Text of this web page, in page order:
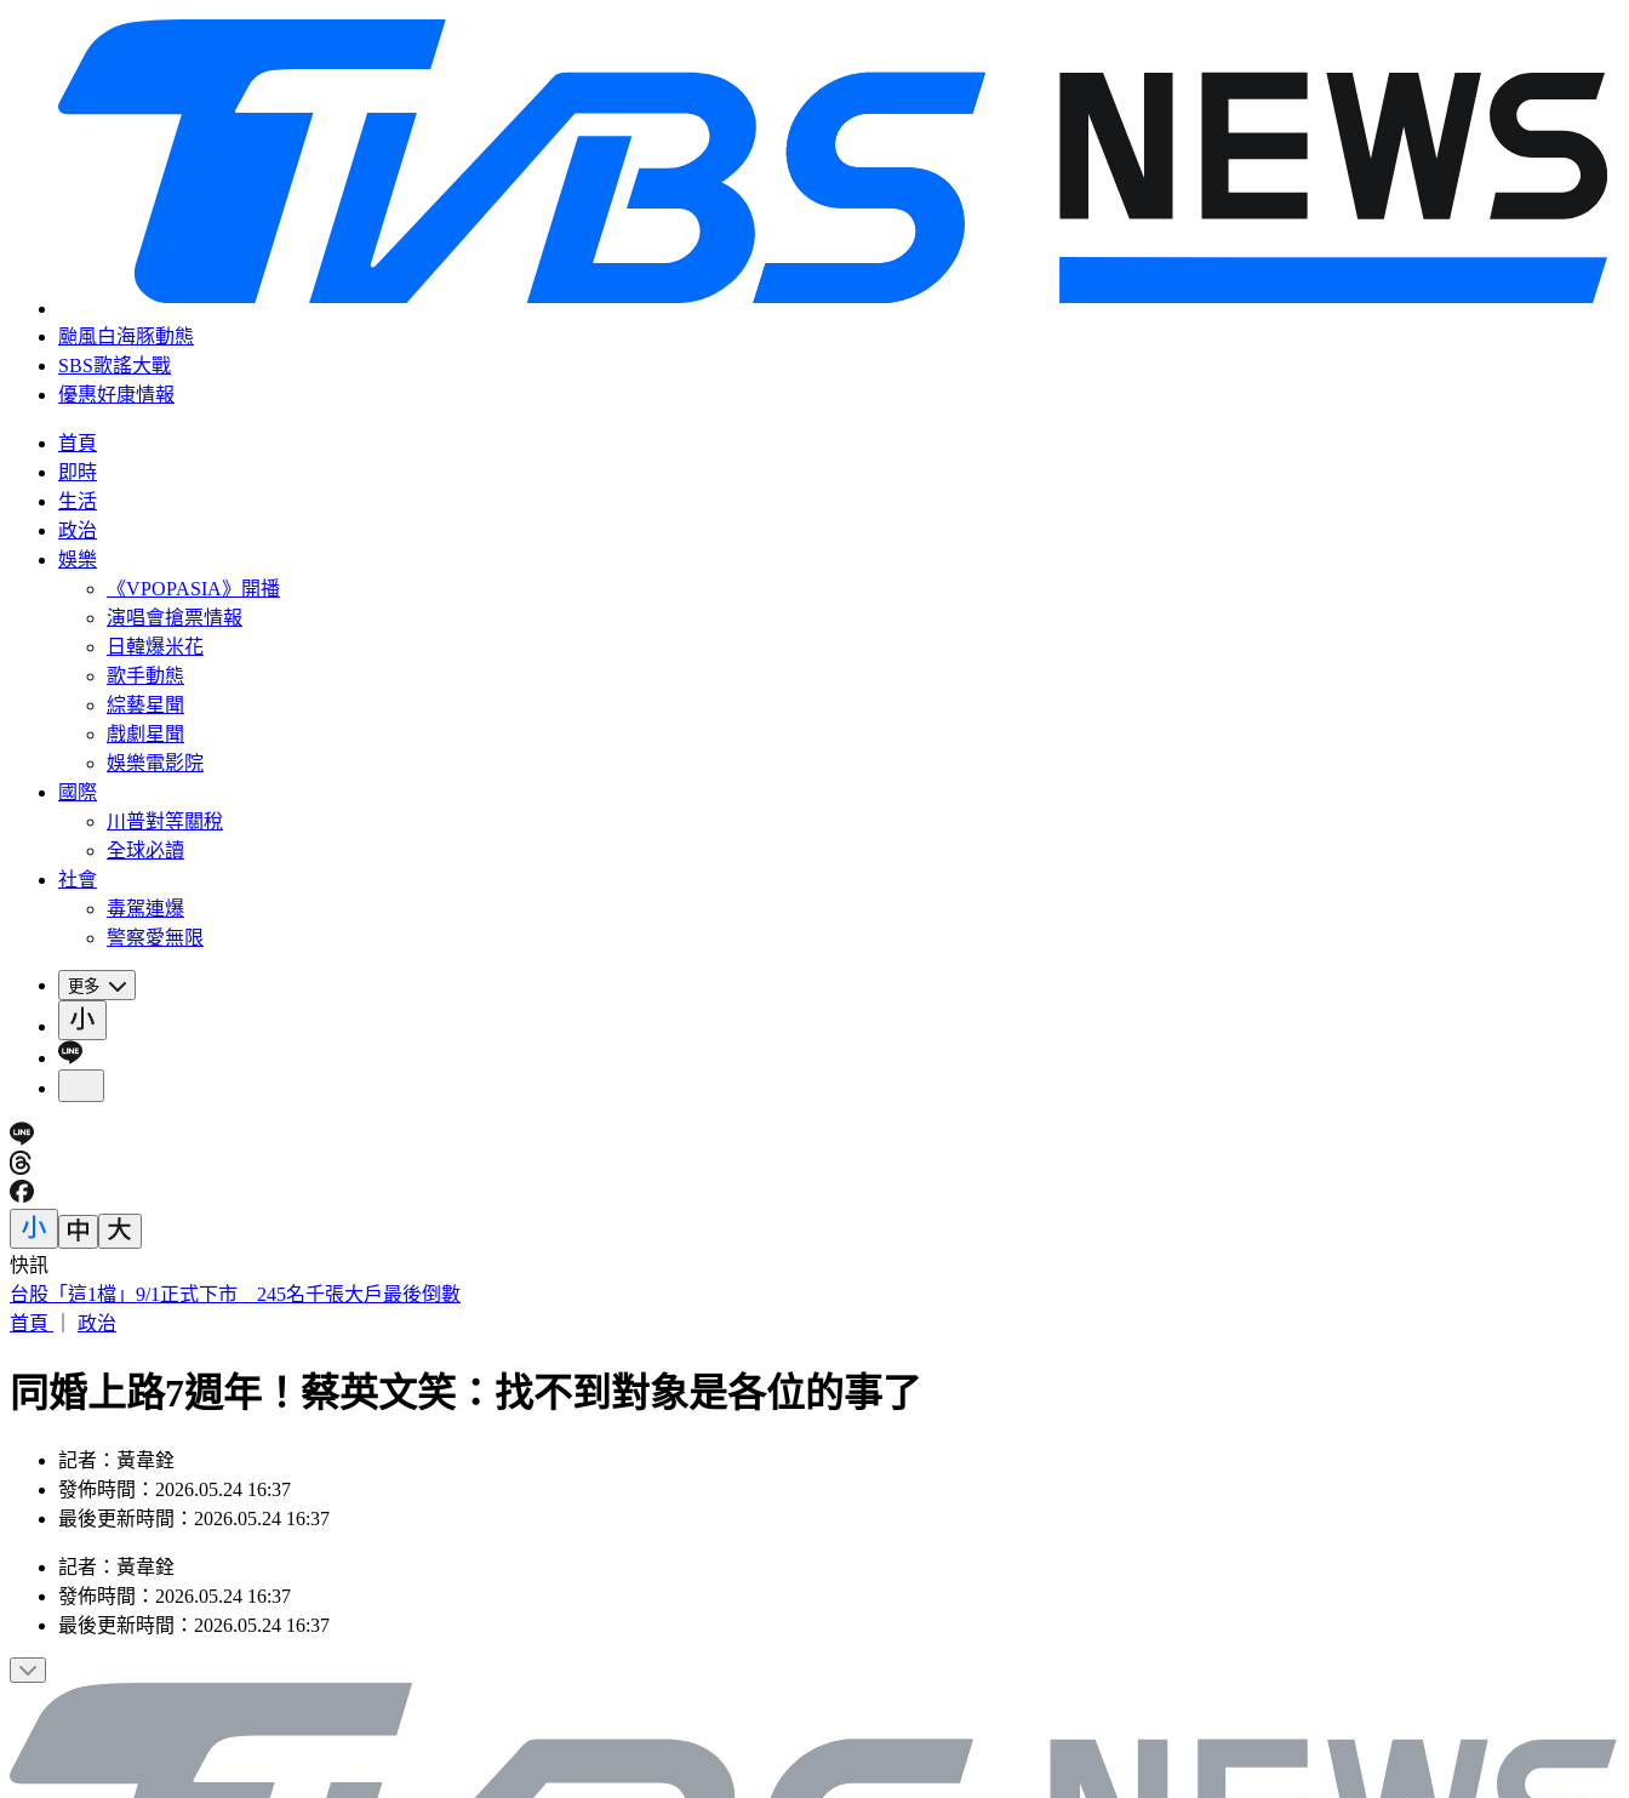
颱風白海豚動態
SBS歌謠大戰
優惠好康情報
首頁
即時
生活
政治
娛樂
《VPOPASIA》開播
演唱會搶票情報
日韓爆米花
歌手動態
綜藝星聞
戲劇星聞
娛樂電影院
國際
川普對等關稅
全球必讀
社會
毒駕連爆
警察愛無限
更多
快訊
要助理颱風天「肉身護植栽」 愛莉莎莎挨轟無奈曝原因
首頁
政治
同婚上路7週年！蔡英文笑：找不到對象是各位的事了
記者：黃韋銓
發佈時間：2026.05.24 16:37
最後更新時間：2026.05.24 16:37
記者 ： 黃韋銓
發佈時間： 2026.05.24 16:37
最後更新時間： 2026.05.24 16:37